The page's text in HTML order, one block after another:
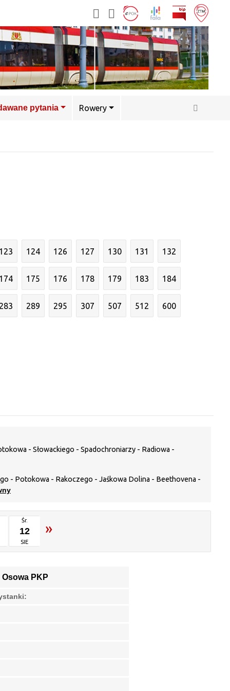
pytania Rowery
124 126 127 130 131 132
175 176 178 179 183 184
289 295 307 507 512 600
- Słowackiego - Spadochroniarzy - Radiowa -
- Potokowa - Rakoczego - Jaśkowa Dolina - Beethovena -
Śr.
12
SIE
»
Osowa PKP